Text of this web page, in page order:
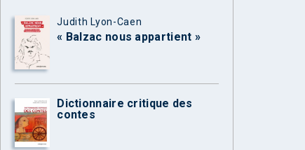
Judith Lyon-Caen
« Balzac nous appartient »
Dictionnaire critique des
contes